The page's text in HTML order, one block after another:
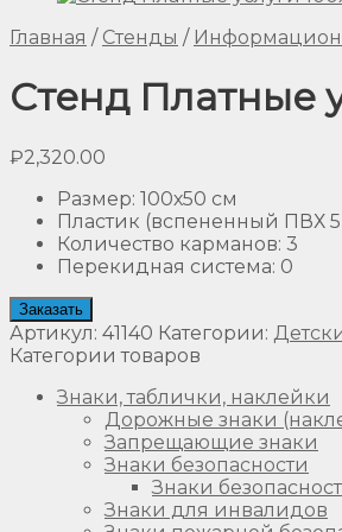
Главная / Стенды /
Стенд Платные
₽2,320.00
Размер: 100х50 см
Пластик (вспененный ПВХ
Количество карманов: 3
Перекидная система: 0
Заказать
Артикул: 41140 Категории:
Категории товаров
Знаки, таблички, наклейки
Дорожные знаки
Запрещающие знаки
Знаки безопасности
Знаки
Знаки для инвалидов